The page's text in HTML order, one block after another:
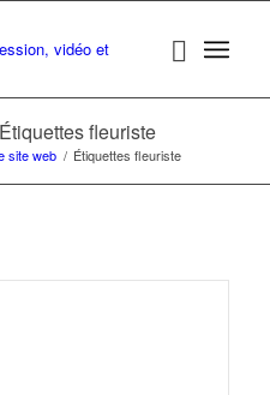
fleuriste
site web / Étiquettes fleuriste